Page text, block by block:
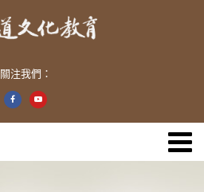
關注我們：